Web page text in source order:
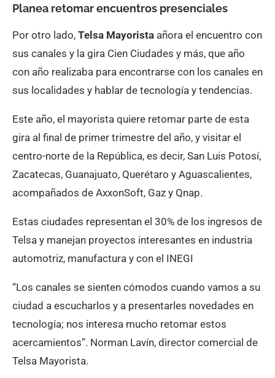
Planea retomar encuentros presenciales
Por otro lado, Telsa Mayorista añora el encuentro con
sus canales y la gira Cien Ciudades y más, que año
con año realizaba para encontrarse con los canales en
sus localidades y hablar de tecnología y tendencias.
Este año, el mayorista quiere retomar parte de esta
gira al final de primer trimestre del año, y visitar el
centro-norte de la República, es decir, San Luis Potosí,
Zacatecas, Guanajuato, Querétaro y Aguascalientes,
acompañados de AxxonSoft, Gaz y Qnap.
Estas ciudades representan el 30% de los ingresos de
Telsa y manejan proyectos interesantes en industria
automotriz, manufactura y con el INEGI
“Los canales se sienten cómodos cuando vamos a su
ciudad a escucharlos y a presentarles novedades en
tecnología; nos interesa mucho retomar estos
acercamientos”. Norman Lavín, director comercial de
Telsa Mayorista.